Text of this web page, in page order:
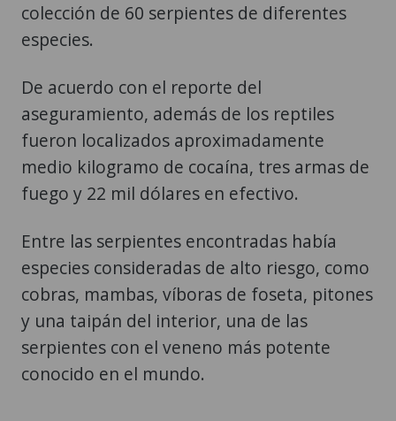
colección de 60 serpientes de diferentes
especies.
De acuerdo con el reporte del
aseguramiento, además de los reptiles
fueron localizados aproximadamente
medio kilogramo de cocaína, tres armas de
fuego y 22 mil dólares en efectivo.
Entre las serpientes encontradas había
especies consideradas de alto riesgo, como
cobras, mambas, víboras de foseta, pitones
y una taipán del interior, una de las
serpientes con el veneno más potente
conocido en el mundo.